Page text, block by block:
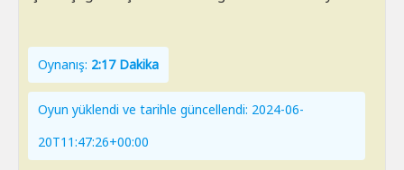
Oynanış: 2:17 Dakika
Oyun yüklendi ve tarihle güncellendi: 2024-06-
20T11:47:26+00:00